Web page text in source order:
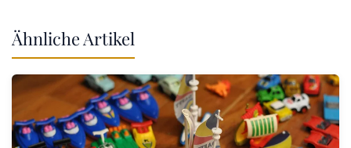
Ähnliche Artikel